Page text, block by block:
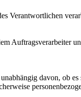
Verantwortlichen
Auftragsverarbeiter
davon, ob